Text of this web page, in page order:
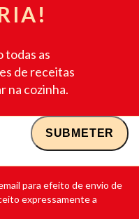
todas as
de receitas
na cozinha.
para efeito de envio de
expressamente a